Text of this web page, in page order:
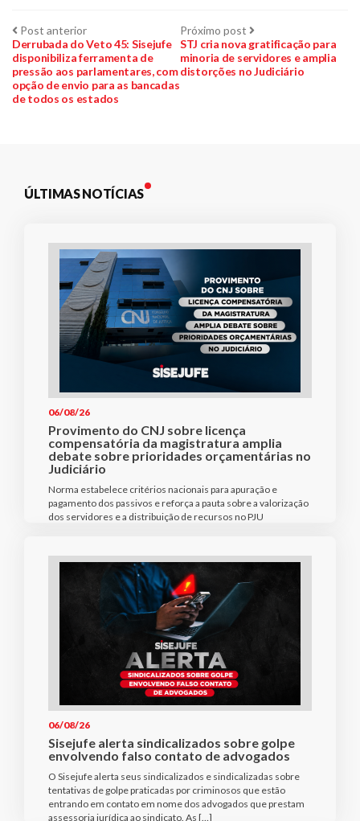
Navegação
de
Post
Post anteriorPost
anterior:
Derrubada do Veto 45: Sisejufe
disponibiliza ferramenta de
pressão aos parlamentares, com
opção de envio para as bancadas
de todos os estados
Próximo post Próximo
post:
STJ cria nova gratificação para
minoria de servidores e amplia
distorções no Judiciário
ÚLTIMAS NOTÍCIAS
06/08/26
Provimento do CNJ sobre licença
compensatória da magistratura amplia
debate sobre prioridades orçamentárias no
Judiciário
Norma estabelece critérios nacionais para apuração e
pagamento dos passivos e reforça a pauta sobre a valorização
dos servidores e a distribuição de recursos no PJU
06/08/26
Sisejufe alerta sindicalizados sobre golpe
envolvendo falso contato de advogados
O Sisejufe alerta seus sindicalizados e sindicalizadas sobre
tentativas de golpe praticadas por criminosos que estão
entrando em contato em nome dos advogados que prestam
assessoria jurídica ao sindicato. As […]